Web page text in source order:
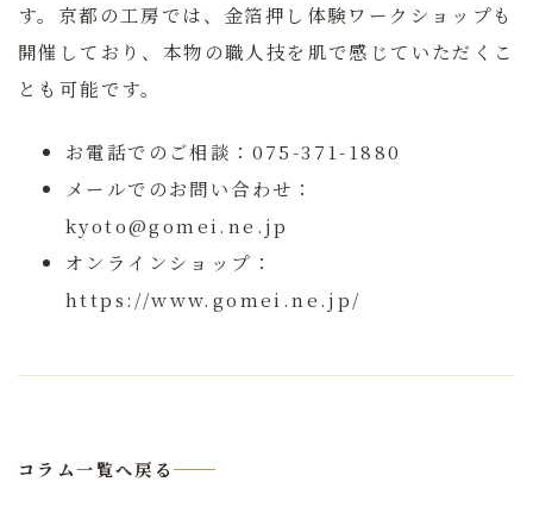
す。京都の工房では、金箔押し体験ワークショップも
開催しており、本物の職人技を肌で感じていただくこ
とも可能です。
お電話でのご相談： 075-371-1880
メールでのお問い合わせ：
kyoto@gomei.ne.jp
オンラインショップ：
https://www.gomei.ne.jp/
コラム一覧へ戻る